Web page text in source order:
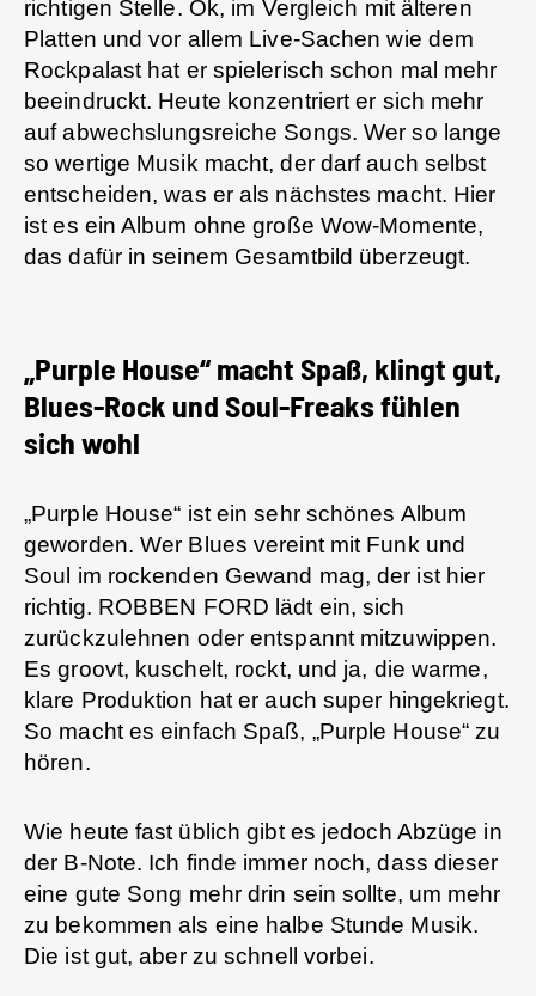
richtigen Stelle. Ok, im Vergleich mit älteren
Platten und vor allem Live-Sachen wie dem
Rockpalast hat er spielerisch schon mal mehr
beeindruckt. Heute konzentriert er sich mehr
auf abwechslungsreiche Songs. Wer so lange
so wertige Musik macht, der darf auch selbst
entscheiden, was er als nächstes macht. Hier
ist es ein Album ohne große Wow-Momente,
das dafür in seinem Gesamtbild überzeugt.
„Purple House“ macht Spaß, klingt gut,
Blues-Rock und Soul-Freaks fühlen
sich wohl
„Purple House“ ist ein sehr schönes Album
geworden. Wer Blues vereint mit Funk und
Soul im rockenden Gewand mag, der ist hier
richtig. ROBBEN FORD lädt ein, sich
zurückzulehnen oder entspannt mitzuwippen.
Es groovt, kuschelt, rockt, und ja, die warme,
klare Produktion hat er auch super hingekriegt.
So macht es einfach Spaß, „Purple House“ zu
hören.
Wie heute fast üblich gibt es jedoch Abzüge in
der B-Note. Ich finde immer noch, dass dieser
eine gute Song mehr drin sein sollte, um mehr
zu bekommen als eine halbe Stunde Musik.
Die ist gut, aber zu schnell vorbei.